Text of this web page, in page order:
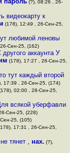
(?), 08:26 , 26-
видеокарту к
(178), 12:49 , 26-Сен-25,
любимой леновы
Сен-25, (162)
аккаунта У
(178), 17:27 , 26-Сен-25,
тут каждый второй
17:39 , 26-Сен-25, (174)
02:00 , 28-Сен-25,
всякой уберфавли
Сен-25, (228)
25, (105)
17:31 , 26-Сен-25,
тянет , нах. (?),